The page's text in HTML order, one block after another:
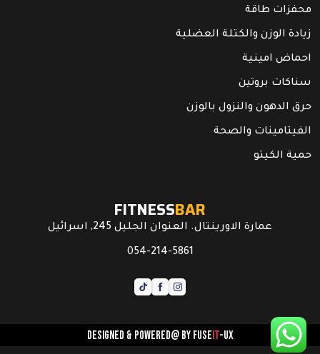
محفزات طاقة
زيادة الوزن والكتلة العضلية
احماض امينية
سناكات بروتين
حرق الدهون والنزول بالوزن
الفيتامينات والصحة
حمية الكيتو
FITNESSBAR
عمارة الاورينتال. العنوان الجليل 245, اسرائيل
054-214-5861
Designed & powered@ byFUSEIT-UX